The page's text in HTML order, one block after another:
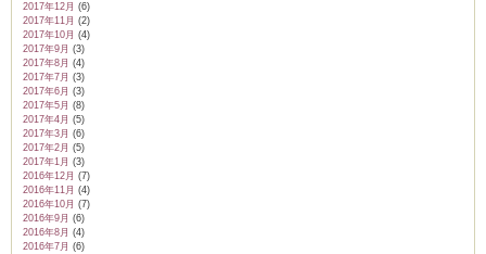
2017年12月 (6)
2017年11月 (2)
2017年10月 (4)
2017年9月 (3)
2017年8月 (4)
2017年7月 (3)
2017年6月 (3)
2017年5月 (8)
2017年4月 (5)
2017年3月 (6)
2017年2月 (5)
2017年1月 (3)
2016年12月 (7)
2016年11月 (4)
2016年10月 (7)
2016年9月 (6)
2016年8月 (4)
2016年7月 (6)